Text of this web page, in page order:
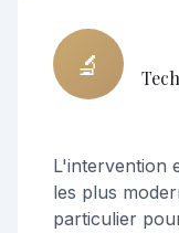
🔬
L'intervention
les plus
particulier